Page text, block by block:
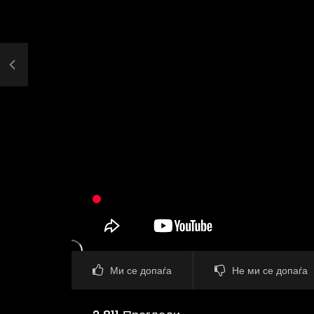
Ми се допаѓа Не ми се допаѓа